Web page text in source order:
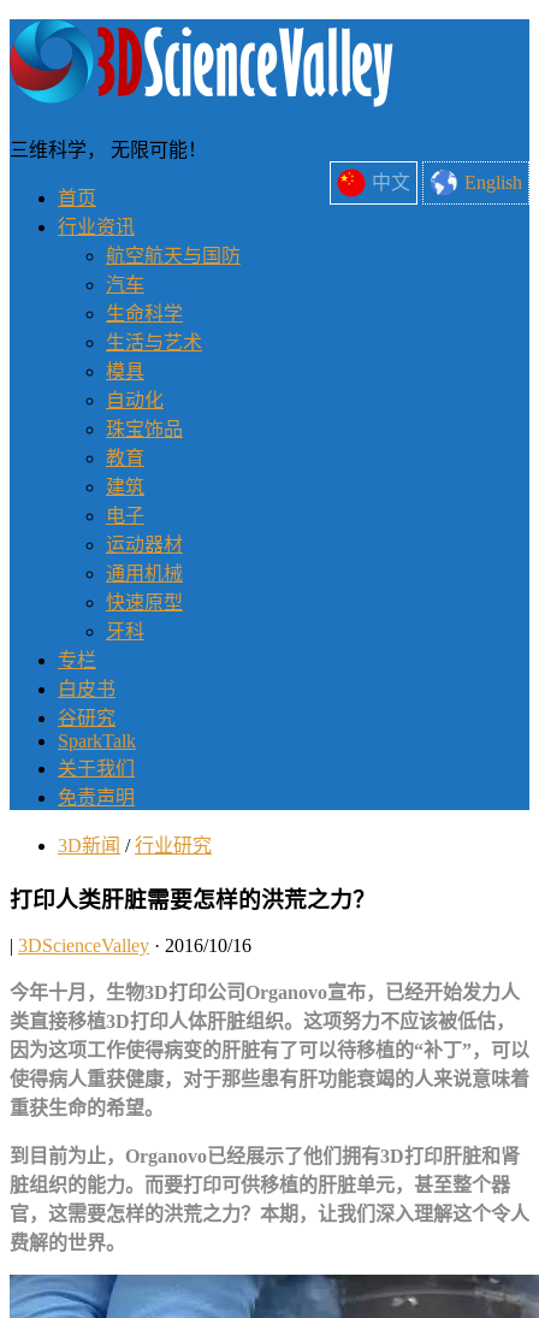
中文 English
三维科学， 无限可能！
首页
行业资讯
航空航天与国防
汽车
生命科学
生活与艺术
模具
自动化
珠宝饰品
教育
建筑
电子
运动器材
通用机械
快速原型
牙科
专栏
白皮书
谷研究
SparkTalk
关于我们
免责声明
3D新闻 / 行业研究
打印人类肝脏需要怎样的洪荒之力？
| 3DScienceValley · 2016/10/16
今年十月，生物3D打印公司Organovo宣布，已经开始发力人
类直接移植3D打印人体肝脏组织。这项努力不应该被低估，
因为这项工作使得病变的肝脏有了可以待移植的“补丁”，可以
使得病人重获健康，对于那些患有肝功能衰竭的人来说意味着
重获生命的希望。
到目前为止，Organovo已经展示了他们拥有3D打印肝脏和肾
脏组织的能力。而要打印可供移植的肝脏单元，甚至整个器
官，这需要怎样的洪荒之力？本期，让我们深入理解这个令人
费解的世界。